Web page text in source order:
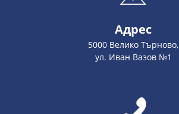
Адрес
5000 Велико Търново,
ул. Иван Вазов №1